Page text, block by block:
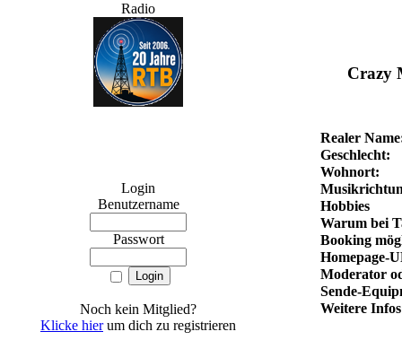
Radio
Login
Benutzername
Passwort
Noch kein Mitglied?
Klicke hierum dich zu registrieren
Crazy
Realer
Geschlecht:
Wohnort:
Hobbies
Warum bei
Booking
Homepage-
Moderator
Sende-
Weitere